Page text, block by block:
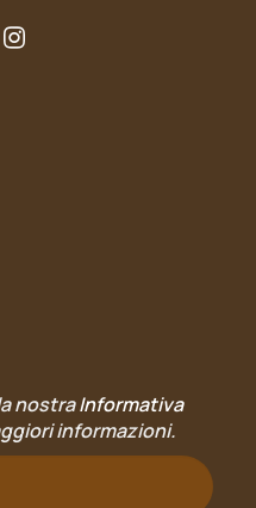
nostraInformativa
informazioni.